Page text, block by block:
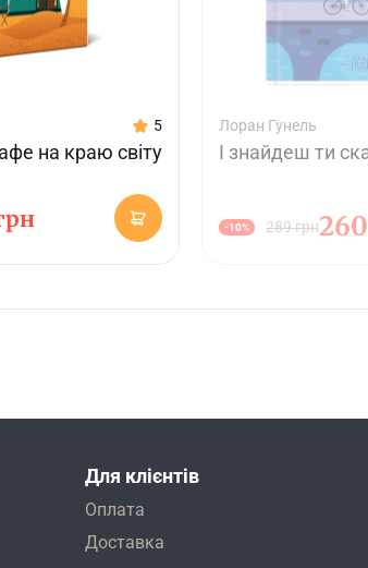
5
на краю світу
Лоран Гунель
І знайдеш ти
289 грн
-10% 260
Для клієнтів
Оплата
Доставка